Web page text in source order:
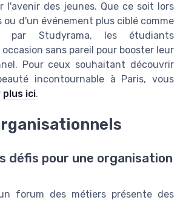
l'avenir des jeunes. Que ce soit lors
ou d'un événement plus ciblé comme
par Studyrama, les étudiants
sans pareil pour booster leur
Pour ceux souhaitant découvrir
incontournable à Paris, vous
plus ici.
défis pour une organisation
forum des métiers présente des